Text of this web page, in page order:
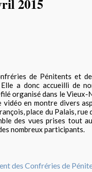
2015
de Pénitents et
a donc accueilli de
organisé dans le Vieux-
en montre divers
place du Palais,
des vues prises tout
nombreux participants.